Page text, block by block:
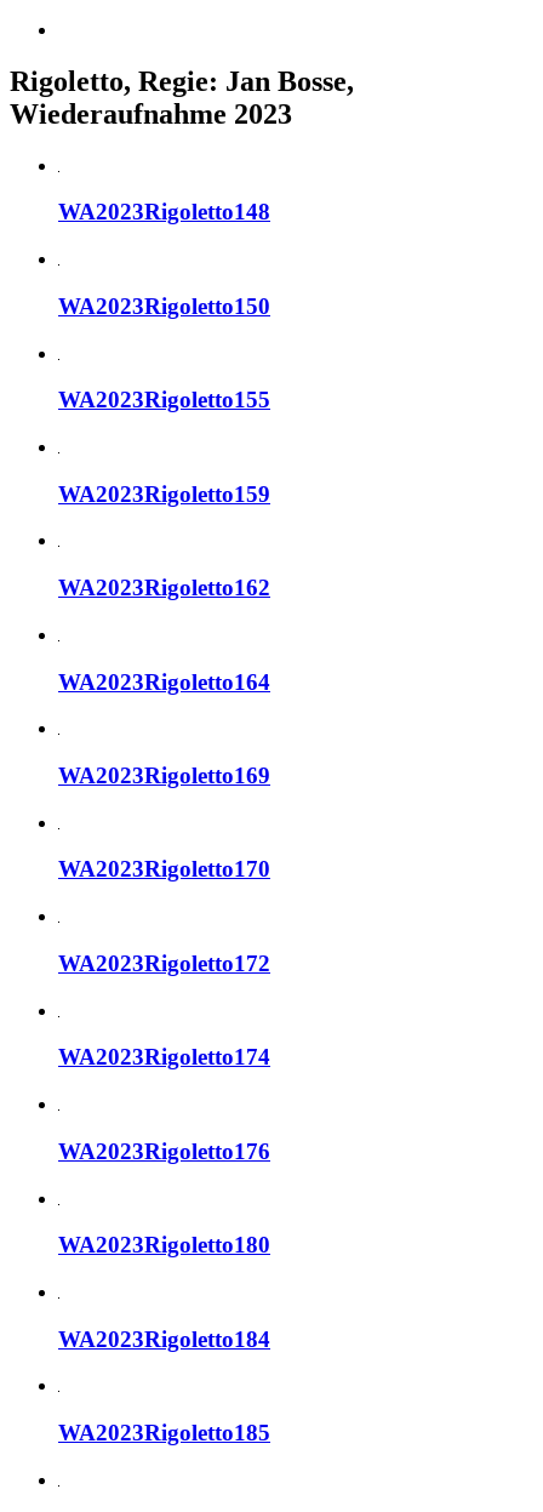
Rigoletto, Regie: Jan Bosse,
Wiederaufnahme 2023
WA2023Rigoletto148
WA2023Rigoletto150
WA2023Rigoletto155
WA2023Rigoletto159
WA2023Rigoletto162
WA2023Rigoletto164
WA2023Rigoletto169
WA2023Rigoletto170
WA2023Rigoletto172
WA2023Rigoletto174
WA2023Rigoletto176
WA2023Rigoletto180
WA2023Rigoletto184
WA2023Rigoletto185